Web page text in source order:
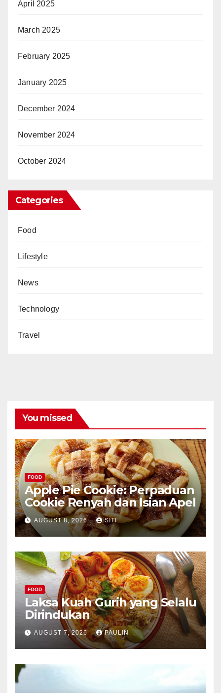
April 2025
March 2025
February 2025
January 2025
December 2024
November 2024
October 2024
Categories
Food
Lifestyle
News
Technology
Travel
You missed
FOOD
Apple Pie Cookie: Perpaduan
Cookie Renyah dan Isian Apel
AUGUST 8, 2026 SITI
FOOD
Laksa Kuah Gurih yang Selalu
Dirindukan
AUGUST 7, 2026 PAULIN